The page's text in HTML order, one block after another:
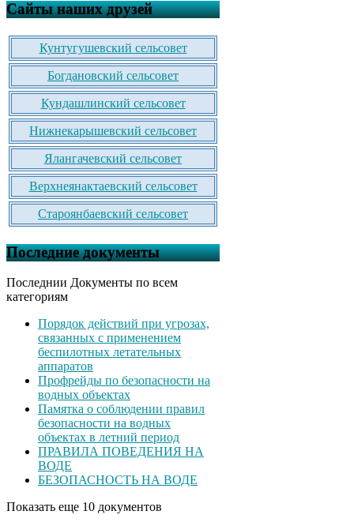
Сайты наших друзей
Кунтугушевский сельсовет
Богдановский сельсовет
Кундашлинский сельсовет
Нижнекарышевский сельсовет
Ялангачевский сельсовет
Верхнеянактаевский сельсовет
Староянбаевский сельсовет
Последние документы
Последнии Документы по всем
категориям
Порядок действий при угрозах,
связанных с применением
беспилотных летательных
аппаратов
Профрейды по безопасности на
водных объектах
Памятка о соблюдении правил
безопасности на водных
объектах в летний период
ПРАВИЛА ПОВЕДЕНИЯ НА
ВОДЕ
БЕЗОПАСНОСТЬ НА ВОДЕ
Показать еще 10 документов